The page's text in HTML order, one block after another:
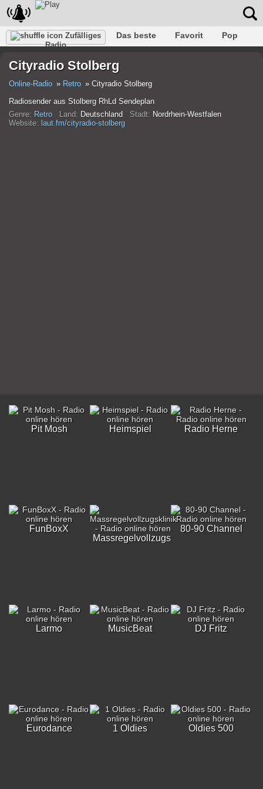
Zufälliges
Radio
Das beste Favorit
Pop
Rap
Trans Falk Jazz
Cityradio Stolberg
Online-Radio Retro
Cityradio Stolberg
Radiosender aus Stolberg RhLd Sendeplan
Genre: Retro Land: Deutschland Stadt: Nordrhein-Westfalen
Website: laut.fm/cityradio-stolberg
Pit Mosh Heimspiel Radio Herne
FunBoxX
Massregelvollzugsklinik
80-90 Channel
Larmo MusicBeat DJ Fritz
Eurodance 1 Oldies Oldies 500